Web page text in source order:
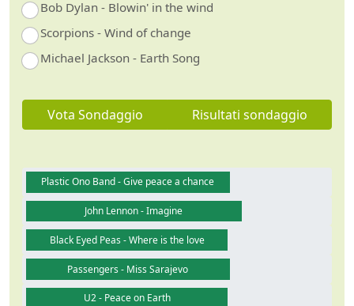
Bob Dylan - Blowin' in the wind
Scorpions - Wind of change
Michael Jackson - Earth Song
Vota Sondaggio Risultati sondaggio
Plastic Ono Band - Give peace a chance
John Lennon - Imagine
Black Eyed Peas - Where is the love
Passengers - Miss Sarajevo
U2 - Peace on Earth